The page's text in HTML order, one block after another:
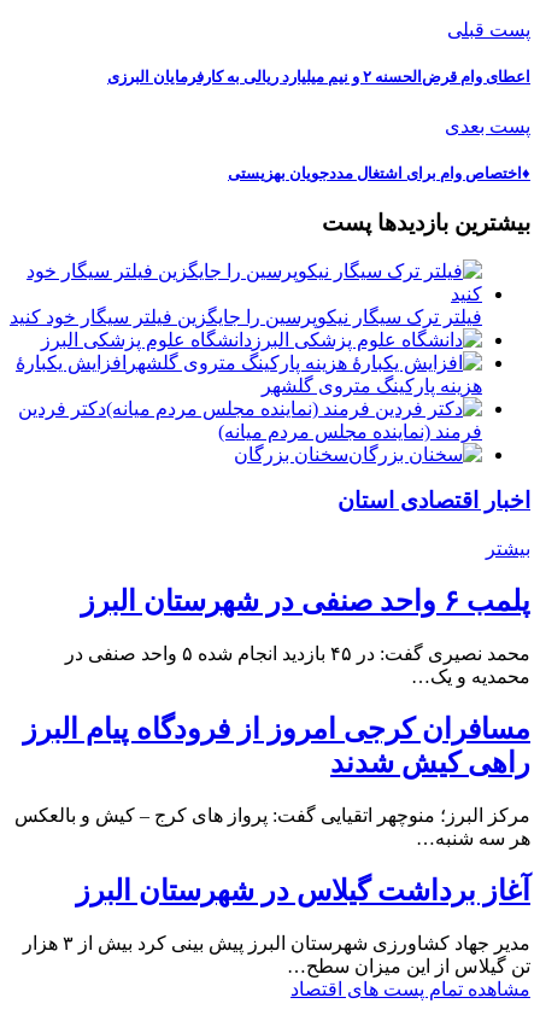
پست قبلی
اعطای وام قرض‌الحسنه ۲ و نیم میلیارد ریالی به کارفرمایان البرزی
پست بعدی
♦️اختصاص وام برای اشتغال مددجویان بهزیستی
بیشترین بازدیدها پست
فیلتر ترک سیگار نیکوپرسین را جایگزین فیلتر سیگار خود کنید
دانشگاه علوم پزشکی البرز
افزایش یکبارۀ
هزینه پارکینگ متروی گلشهر
دكتر فردين
فرمند (نماينده مجلس مردم میانه)
سخنان بزرگان
اخبار اقتصادی استان
بیشتر
پلمب ۶ واحد صنفی در شهرستان البرز
محمد نصیری گفت: در ۴۵ بازدید انجام شده ۵ واحد صنفی در
محمدیه و یک…
مسافران کرجی امروز از فرودگاه پیام البرز
راهی کیش شدند
مرکز البرز؛ منوچهر اتقیایی گفت: پرواز های کرج – کیش و بالعکس
هر سه شنبه…
آغاز برداشت گیلاس در شهرستان البرز
مدیر جهاد کشاورزی شهرستان البرز پیش بینی کرد بیش از ۳ هزار
تن گیلاس از این میزان سطح…
مشاهده تمام پست های اقتصاد